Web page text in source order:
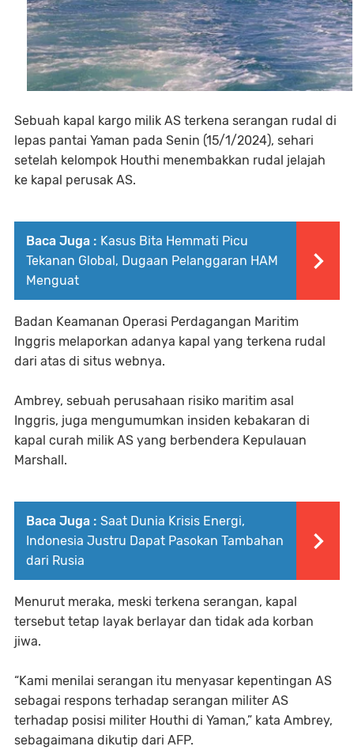
Sebuah kapal kargo milik AS terkena serangan rudal di
lepas pantai Yaman pada Senin (15/1/2024), sehari
setelah kelompok Houthi menembakkan rudal jelajah
ke kapal perusak AS.
Baca Juga : Kasus Bita Hemmati Picu
Tekanan Global, Dugaan Pelanggaran HAM
Menguat
Badan Keamanan Operasi Perdagangan Maritim
Inggris melaporkan adanya kapal yang terkena rudal
dari atas di situs webnya.
Ambrey, sebuah perusahaan risiko maritim asal
Inggris, juga mengumumkan insiden kebakaran di
kapal curah milik AS yang berbendera Kepulauan
Marshall.
Baca Juga : Saat Dunia Krisis Energi,
Indonesia Justru Dapat Pasokan Tambahan
dari Rusia
Menurut meraka, meski terkena serangan, kapal
tersebut tetap layak berlayar dan tidak ada korban
jiwa.
“Kami menilai serangan itu menyasar kepentingan AS
sebagai respons terhadap serangan militer AS
terhadap posisi militer Houthi di Yaman,” kata Ambrey,
sebagaimana dikutip dari AFP.